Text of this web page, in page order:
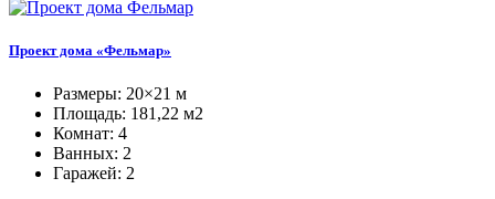
Проект дома «Фельмар»
Размеры: 20×21 м
Площадь: 181,22 м2
Комнат: 4
Ванных: 2
Гаражей: 2